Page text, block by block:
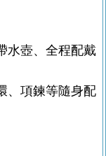
水壺、全程配戴
、項鍊等隨身配